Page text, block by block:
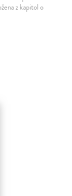
z kapitol o